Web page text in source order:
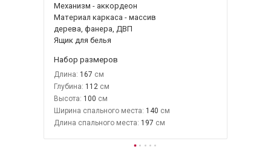
Механизм - аккордеон
Материал каркаса - массив
дерева, фанера, ДВП
Ящик для белья
Набор размеров
Длина: 167
Глубина: 112
Высота: 100
Ширина спального места: 140
Длина спального места: 197